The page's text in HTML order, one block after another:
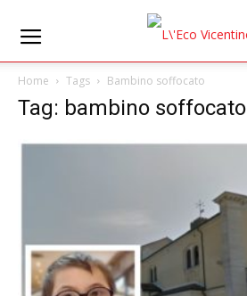
Home Tags Bambino soffocato
Tag: bambino soffocato